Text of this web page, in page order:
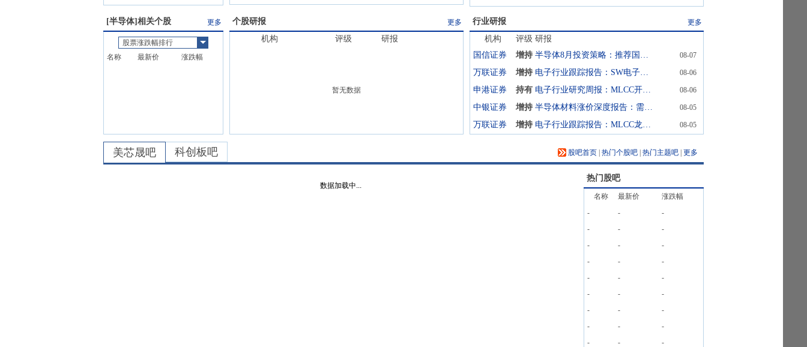
[半导体]相关个股 更多
股票涨跌幅排行
名称
最新价 涨跌幅
个股研报 更多
机构 评级 研报
暂无数据
行业研报 更多
机构 评级 研报
国信证券
增持 半导体8月投资策略：推荐国产算力链和模拟功率板块 08-07
万联证券 增持 电子行业跟踪报告：SW电子基金超配比例创新高，AI算力和自主可控受持续关注 08-06
申港证券 持有 电子行业研究周报：MLCC开启新一轮涨价，关注订单溢出和国产替代 08-06
中银证券 增持 半导体材料涨价深度报告：需求高增、成本上升及地缘冲突三重共振 08-05
万联证券 增持 电子行业跟踪报告：MLCC龙头厂商宣布涨价，消费级订单外溢效应或显现 08-05
美芯晟吧 科创板吧 股吧首页 热门个股吧 热门主题吧 更多
热门股吧
名称 最新价
涨跌幅
-
-
-
-
-
-
-
-
-
-
-
-
-
-
-
-
-
-
-
-
-
-
-
-
-
- -